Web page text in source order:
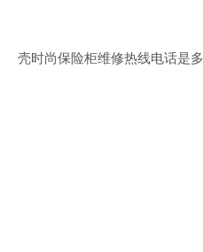
壳时尚保险柜维修热线电话是